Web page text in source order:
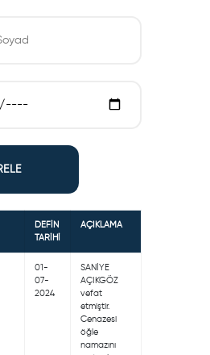
DEFİN
TARİHİ
AÇIKLAMA
01-
07-
2024
SANİYE
AÇIKGÖZ
vefat
etmiştir.
Cenazesi
öğle
namazını